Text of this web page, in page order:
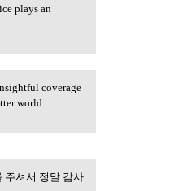
plays an
coverage
world.
주셔서 정말 감사